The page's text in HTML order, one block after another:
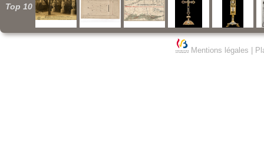
Top 10
Mentions légales